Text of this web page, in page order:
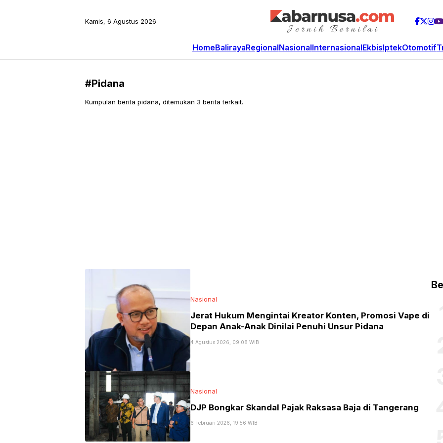
Kamis, 6 Agustus 2026
HomeBalirayaRegionalNasionalInternasionalEkbisIptekOtomotif
#Pidana
Kumpulan berita pidana, ditemukan 3 berita terkait.
Nasional
Jerat Hukum Mengintai Kreator Konten, Promosi Vape di
Depan Anak-Anak Dinilai Penuhi Unsur Pidana
4 Agustus 2026, 09:08 WIB
Nasional
DJP Bongkar Skandal Pajak Raksasa Baja di Tangerang
6 Februari 2026, 19:56 WIB